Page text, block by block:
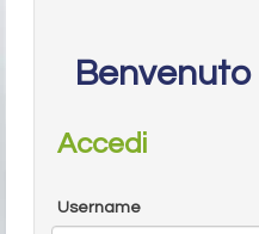
Accedi
Username